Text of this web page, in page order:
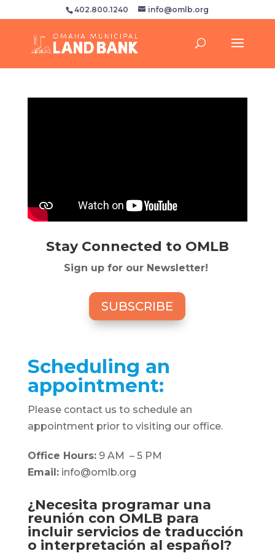
402.800.1240 info@omlb.org
Stay Connected to OMLB
Sign up for our Newsletter!
SUBSCRIBE
Scheduling an
appointment:
Please contact us to schedule an
appointment prior to visiting our office.
Office Hours:9 AM – 5 PM
Email: info@omlb.org
¿Necesita programar una
reunión con OMLB para
incluir servicios de traducción
o interpretación al español?